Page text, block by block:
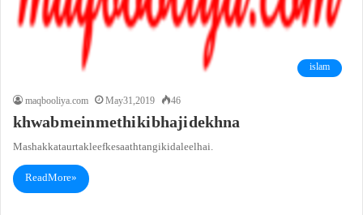
islam
maqbooliya.com
May 31, 2019 46
khwab mein methi ki bhaji dekhna
Mashakkat aur takleef ke saath tangi ki daleel hai.
Read More »